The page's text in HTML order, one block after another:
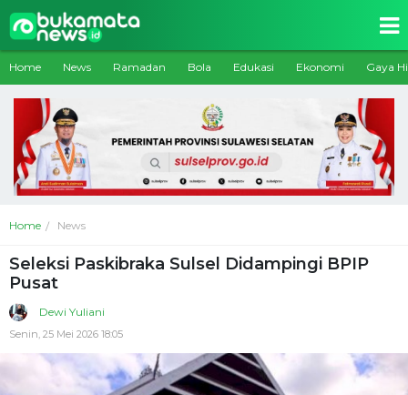
Home News Ramadan Bola Edukasi Ekonomi Gaya
Home News
Seleksi Paskibraka Sulsel Didampingi BPIP
Pusat
Dewi Yuliani
Senin, 25 Mei 2026 18:05